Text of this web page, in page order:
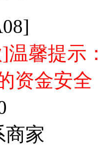
温馨提示
资金安
商家